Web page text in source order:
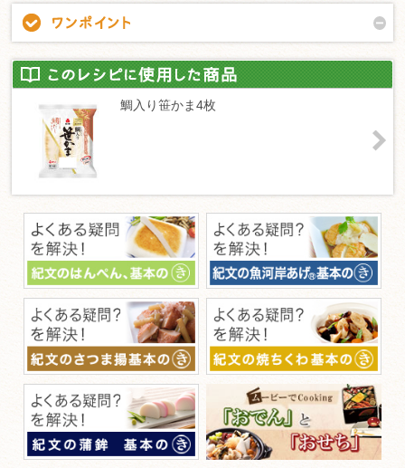
鯛入り笹かま4枚